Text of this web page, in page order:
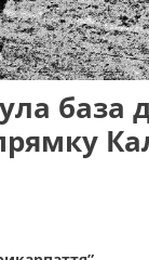
база